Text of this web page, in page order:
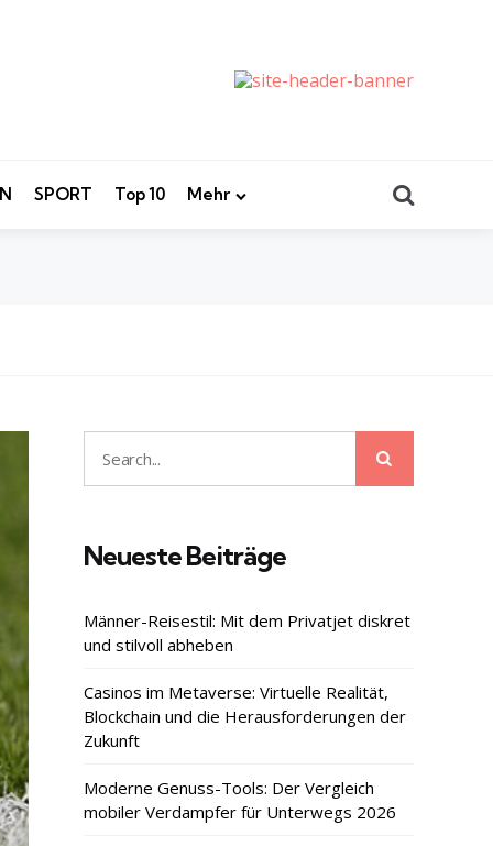
SPORT Top 10 Mehr
Search
for:
Neueste Beiträge
Männer-Reisestil: Mit dem Privatjet diskret
und stilvoll abheben
Casinos im Metaverse: Virtuelle Realität,
Blockchain und die Herausforderungen der
Zukunft
Moderne Genuss-Tools: Der Vergleich
mobiler Verdampfer für Unterwegs 2026